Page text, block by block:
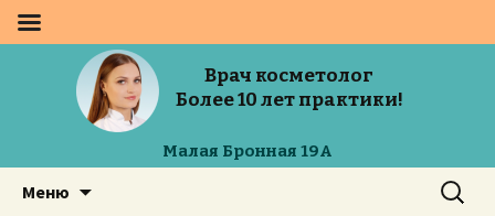
Врач косметолог
Более 10 лет практики!
Малая Бронная 19А
Меню Найти: